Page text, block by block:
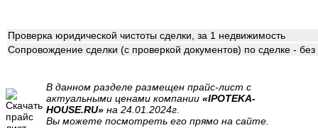
Проверка юридической чистоты сделки, за 1 недвижимость
Сопровождение сделки (с проверкой документов) по сделке -
В данном разделе размещен прайс-лист с
актуальными ценами компании «IPOTEKA-
HOUSE.RU» на 24.01.2024г.
Вы можете посмотреть его прямо на сайте.